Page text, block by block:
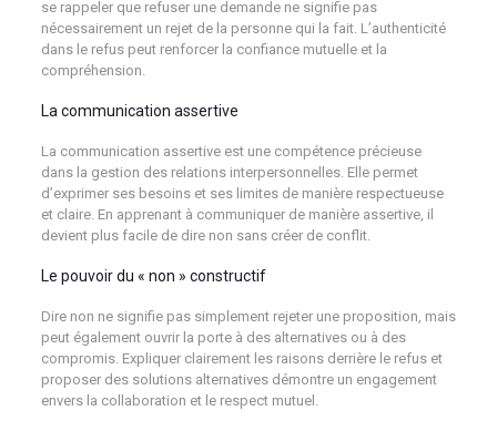
se rappeler que refuser une demande ne signifie pas
nécessairement un rejet de la personne qui la fait. L’authenticité
dans le refus peut renforcer la confiance mutuelle et la
compréhension.
La communication assertive
La communication assertive est une compétence précieuse
dans la gestion des relations interpersonnelles. Elle permet
d’exprimer ses besoins et ses limites de manière respectueuse
et claire. En apprenant à communiquer de manière assertive, il
devient plus facile de dire non sans créer de conflit.
Le pouvoir du « non » constructif
Dire non ne signifie pas simplement rejeter une proposition, mais
peut également ouvrir la porte à des alternatives ou à des
compromis. Expliquer clairement les raisons derrière le refus et
proposer des solutions alternatives démontre un engagement
envers la collaboration et le respect mutuel.